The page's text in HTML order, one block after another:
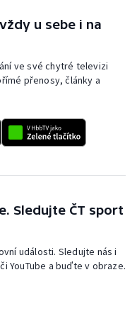
u sebe i na
ve své chytré televizi
přenosy, články a
Sledujte ČT sport
události. Sledujte nás i
YouTube a buďte v obraze.